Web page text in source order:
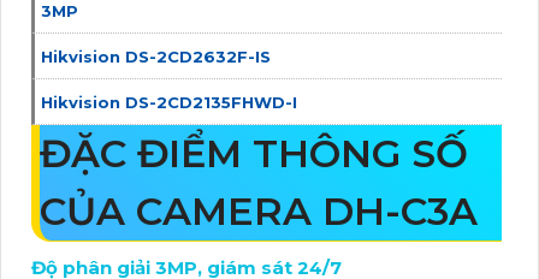
3MP
Hikvision DS-2CD2632F-IS
Hikvision DS-2CD2135FHWD-I
ĐẶC ĐIỂM THÔNG SỐ
CỦA CAMERA DH-C3A
Độ phân giải 3MP, giám sát 24/7